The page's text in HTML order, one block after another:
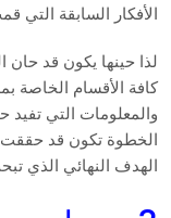
الأفكار السابقة التي
لذا حينها يكون قد
كافة الأقسام الخاصة
والمعلومات التي تفيد
الخطوة تكون قد حققت
الهدف النهائي الذي